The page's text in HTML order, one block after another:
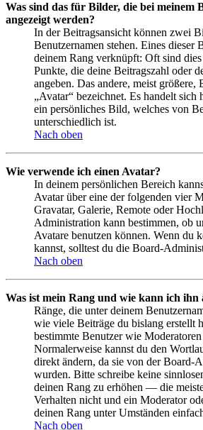
Was sind das für Bilder, die bei meinem
angezeigt werden?
In der Beitragsansicht können zwei
Benutzernamen stehen. Eines dieser
deinem Rang verknüpft: Oft sind
Punkte, die deine Beitragszahl oder
angeben. Das andere, meist
„Avatar“ bezeichnet. Es handelt sich
ein persönliches Bild, welches von
unterschiedlich ist.
Nach oben
Wie verwende ich einen Avatar?
In deinem persönlichen Bereich
Avatar über eine der folgenden vier
Gravatar, Galerie, Remote oder
Administration kann bestimmen, ob
Avatare benutzen können. Wenn du
kannst, solltest du die Board-
Nach oben
Was ist mein Rang und wie kann ich ihn
Ränge, die unter deinem
wie viele Beiträge du bislang erstellt
bestimmte Benutzer wie
Normalerweise kannst du den
direkt ändern, da sie von der Board-
wurden. Bitte schreibe keine
deinen Rang zu erhöhen — die
Verhalten nicht und ein Moderator
deinen Rang unter Umständen
Nach oben